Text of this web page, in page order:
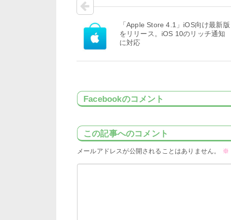
「Apple Store 4.1」iOS向け最新版
をリリース。iOS 10のリッチ通知
に対応
Facebookのコメント
この記事へのコメント
メールアドレスが公開されることはありません。 ※